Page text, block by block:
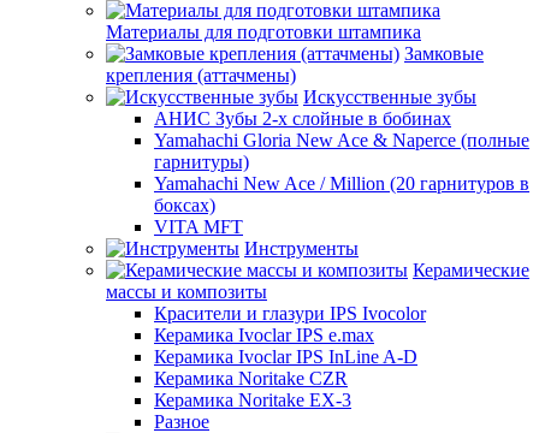
Материалы для подготовки штампика
Замковые
крепления (аттачмены)
Искусственные зубы
АНИС Зубы 2-х слойные в бобинах
Yamahachi Gloria New Ace & Naperce (полные
гарнитуры)
Yamahachi New Ace / Million (20 гарнитуров в
боксах)
VITA MFT
Инструменты
Керамические
массы и композиты
Красители и глазури IPS Ivocolor
Керамика Ivoclar IPS e.max
Керамика Ivoclar IPS InLine A-D
Керамика Noritake CZR
Керамика Noritake EX-3
Разное